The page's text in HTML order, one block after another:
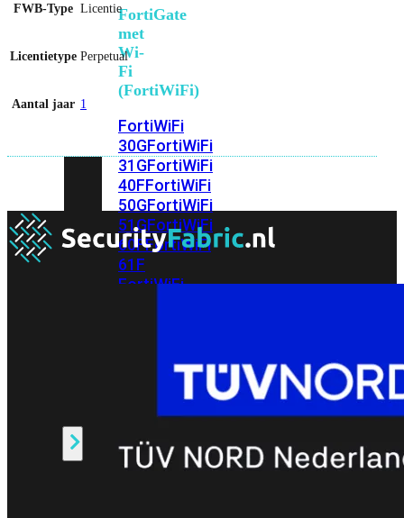
FortiGate
met
Wi-
Fi
(FortiWiFi)
FortiWiFi
30GFortiWiFi
31GFortiWiFi
40FFortiWiFi
50GFortiWiFi
51GFortiWiFi
60FFortiWiFi
61F
FortiWiFi
Alle
FWB-Type Licentie
Licentietype Perpetual
Aantal jaar 1